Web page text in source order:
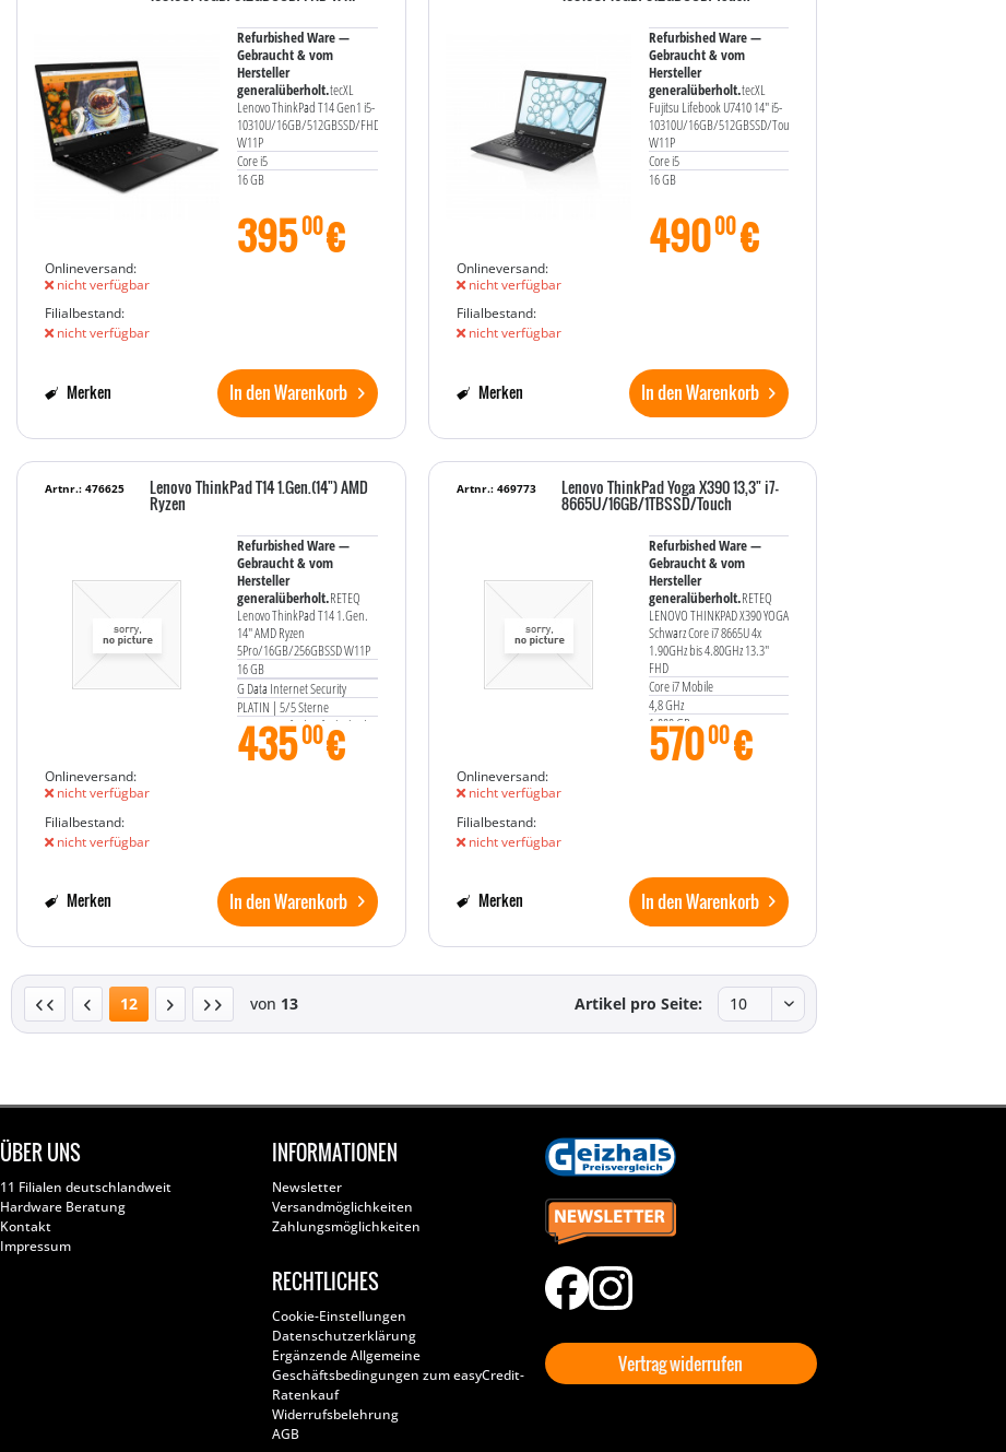
Refurbished Ware —
Gebraucht & vom
Hersteller
generalüberholt.tecXL
Lenovo ThinkPad T14 Gen1 i5-
10310U/16GB/512GBSSD/FHD
W11P
Core i5
16 GB
39500€
Onlineversand:
nicht verfügbar
Filialbestand:
nicht verfügbar
In den Warenkorb
Merken
Refurbished Ware —
Gebraucht & vom
Hersteller
generalüberholt.tecXL
Fujitsu Lifebook U7410 14" i5-
10310U/16GB/512GBSSD/Touch
W11P
Core i5
16 GB
49000€
Onlineversand:
nicht verfügbar
Filialbestand:
nicht verfügbar
In den Warenkorb
Merken
Lenovo ThinkPad T14 1.Gen.(14") AMD
Ryzen
Refurbished Ware —
Gebraucht & vom
Hersteller
generalüberholt.RETEQ
Lenovo ThinkPad T14 1.Gen.
14" AMD Ryzen
5Pro/16GB/256GBSSD W11P
16 GB
G Data Internet Security
PLATIN | 5/5 Sterne
RETEQ certified Refurbished
Artnr.: 476625
43500€
Onlineversand:
nicht verfügbar
Filialbestand:
nicht verfügbar
In den Warenkorb
Merken
Lenovo ThinkPad Yoga X390 13,3" i7-
8665U/16GB/1TBSSD/Touch
Refurbished Ware —
Gebraucht & vom
Hersteller
generalüberholt.RETEQ
LENOVO THINKPAD X390 YOGA
Schwarz Core i7 8665U 4x
1.90GHz bis 4.80GHz 13.3"
FHD
Core i7 Mobile
4,8 GHz
1.000 GB
16 GB
13,3 "
Artnr.: 469773
57000€
Onlineversand:
nicht verfügbar
Filialbestand:
nicht verfügbar
In den Warenkorb
Merken
12 von 13 Artikel pro Seite:
ÜBER UNS
11 Filialen deutschlandweit
Hardware Beratung
Kontakt
Impressum
INFORMATIONEN
Newsletter
Versandmöglichkeiten
Zahlungsmöglichkeiten
RECHTLICHES
Cookie-Einstellungen
Datenschutzerklärung
Ergänzende Allgemeine
Geschäftsbedingungen zum easyCredit-
Ratenkauf
Widerrufsbelehrung
AGB
Vertrag widerrufen